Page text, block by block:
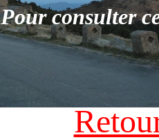
Pour consulter